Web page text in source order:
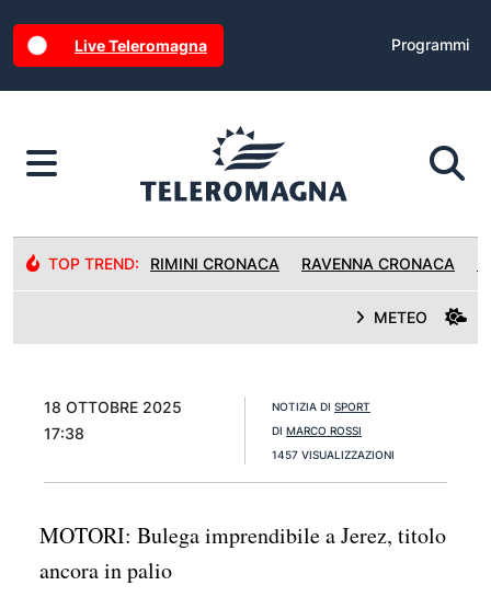
Live Teleromagna Programmi
TOP TREND: RIMINI CRONACA RAVENNA CRONACA
METEO
18 OTTOBRE 2025
17:38
NOTIZIA DI SPORT
DI MARCO ROSSI
1457 VISUALIZZAZIONI
MOTORI: Bulega imprendibile a Jerez, titolo
ancora in palio